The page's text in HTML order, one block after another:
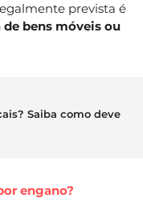
prevista é
bens móveis ou
Saiba como deve
engano?